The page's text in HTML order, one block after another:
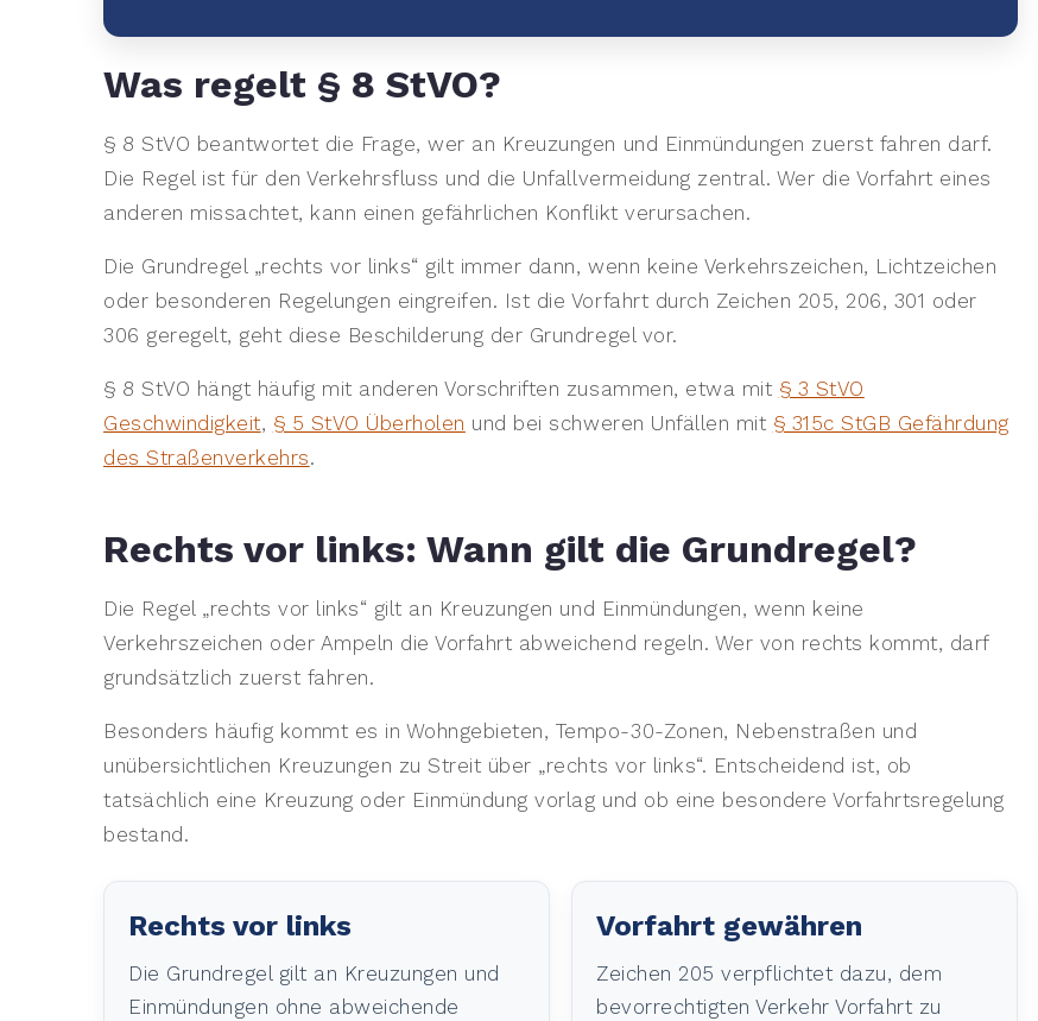
Was regelt § 8 StVO?
§ 8 StVO beantwortet die Frage, wer an Kreuzungen und Einmündungen zuerst fahren darf.
Die Regel ist für den Verkehrsfluss und die Unfallvermeidung zentral. Wer die Vorfahrt eines
anderen missachtet, kann einen gefährlichen Konflikt verursachen.
Die Grundregel „rechts vor links“ gilt immer dann, wenn keine Verkehrszeichen, Lichtzeichen
oder besonderen Regelungen eingreifen. Ist die Vorfahrt durch Zeichen 205, 206, 301 oder
306 geregelt, geht diese Beschilderung der Grundregel vor.
§ 8 StVO hängt häufig mit anderen Vorschriften zusammen, etwa mit § 3 StVO
Geschwindigkeit, § 5 StVO Überholen und bei schweren Unfällen mit § 315c StGB Gefährdung
des Straßenverkehrs.
Rechts vor links: Wann gilt die Grundregel?
Die Regel „rechts vor links“ gilt an Kreuzungen und Einmündungen, wenn keine
Verkehrszeichen oder Ampeln die Vorfahrt abweichend regeln. Wer von rechts kommt, darf
grundsätzlich zuerst fahren.
Besonders häufig kommt es in Wohngebieten, Tempo-30-Zonen, Nebenstraßen und
unübersichtlichen Kreuzungen zu Streit über „rechts vor links“. Entscheidend ist, ob
tatsächlich eine Kreuzung oder Einmündung vorlag und ob eine besondere Vorfahrtsregelung
bestand.
Rechts vor links
Die Grundregel gilt an Kreuzungen und
Einmündungen ohne abweichende
Vorfahrt gewähren
Zeichen 205 verpflichtet dazu, dem
bevorrechtigten Verkehr Vorfahrt zu